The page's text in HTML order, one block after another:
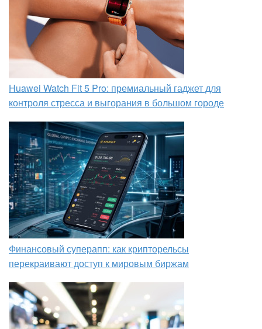
Huawei Watch Fit 5 Pro: премиальный гаджет для
контроля стресса и выгорания в большом городе
Финансовый суперапп: как крипторельсы
перекраивают доступ к мировым биржам